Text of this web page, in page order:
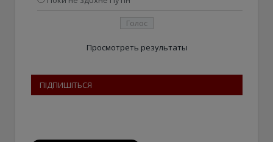
Просмотреть результаты
ПІДПИШІТЬСЯ